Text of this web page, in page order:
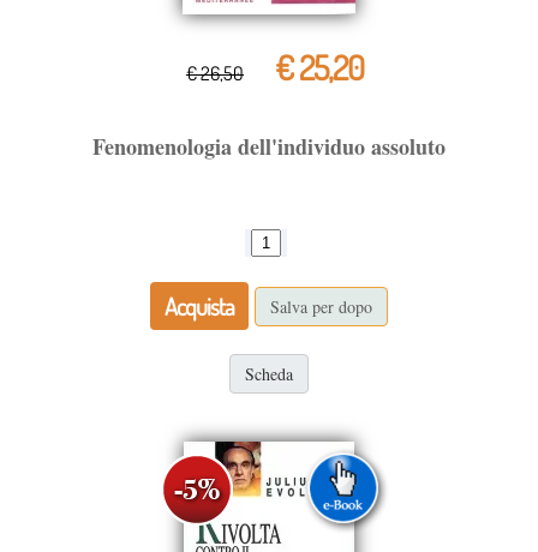
€ 26,50 € 25,20
Fenomenologia dell'individuo assoluto
Acquista Salva per dopo
Scheda